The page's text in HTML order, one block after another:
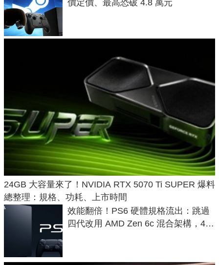
價定價、最高恐破 4.8 萬元
24GB 大容量來了！NVIDIA RTX 5070 Ti SUPER 爆料
總整理：規格、功耗、上市時間
效能翻倍！PS6 硬體規格流出：跳過
四代改用 AMD Zen 6c 混合架構，4K